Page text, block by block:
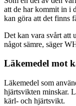
att de har kommit in i
kan göra att det finns
Det kan vara svårt att
något sämre, säger
Läkemedel mot
Läkemedel som
hjärtsvikten minskar.
kärl- och hjärtsvikt.